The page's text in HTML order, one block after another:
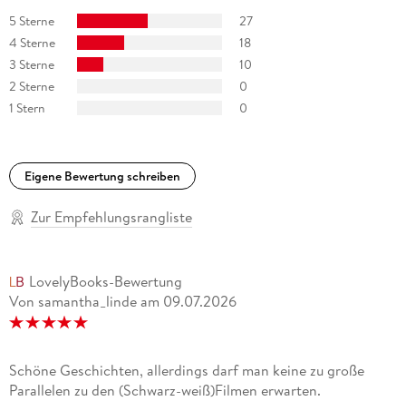
5 Sterne
27
4 Sterne
18
3 Sterne
10
2 Sterne
0
1 Stern
0
Eigene Bewertung schreiben
Zur Empfehlungsrangliste
LovelyBooks-Bewertung
Von samantha_linde am 09.07.2026
Schöne Geschichten, allerdings darf man keine zu große
Parallelen zu den (Schwarz-weiß)Filmen erwarten.